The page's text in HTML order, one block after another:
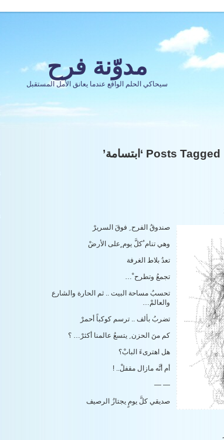
مدوّنة فرح
سيحاكي الحلم الواقع عندما يعانق الأمل المستقبل
Posts Tagged ‘ابتسامة’
صندوقُ الفرح ِ فوقَ السريرْ
وهي تنام ُكلَّ يوم ٍعلى الأرضْ
تعدُ بلاط الغرفة
تجمعُ وتطرح ْ…
تحسبُ مساحة البيت .. ثم الحارة والشارع
والعالمْ…
تضربُ بألف .. ترسم كوكباً أحمرْ
كم منَ الحزن ِ يتسعُ عالمنا أكثرْ… ؟
هل اهترىءَ البابْ؟
أم أنَّه مازال مقفلْ.. !
— —
صديقي كلَّ يومٍ يجتازُ الرصيف